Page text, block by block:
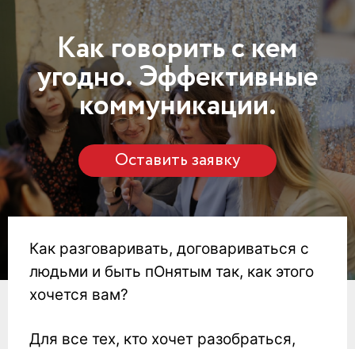
Как говорить с кем
угодно. Эффективные
коммуникации.
Оставить заявку
Как разговаривать, договариваться с
людьми и быть пОнятым так, как этого
хочется вам?
Для все тех, кто хочет разобраться,